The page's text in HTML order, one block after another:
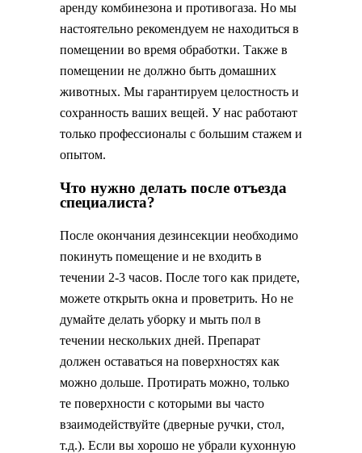
аренду комбинезона и противогаза. Но мы
настоятельно рекомендуем не находиться в
помещении во время обработки. Также в
помещении не должно быть домашних
животных. Мы гарантируем целостность и
сохранность ваших вещей. У нас работают
только профессионалы с большим стажем и
опытом.
Что нужно делать после отъезда
специалиста?
После окончания дезинсекции необходимо
покинуть помещение и не входить в
течении 2-3 часов. После того как придете,
можете открыть окна и проветрить. Но не
думайте делать уборку и мыть пол в
течении нескольких дней. Препарат
должен оставаться на поверхностях как
можно дольше. Протирать можно, только
те поверхности с которыми вы часто
взаимодействуйте (дверные ручки, стол,
т.д.). Если вы хорошо не убрали кухонную